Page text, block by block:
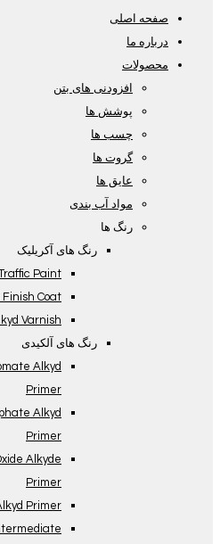
صفحه اصلی
درباره ما
محصولات
افزودنی های بتن
پوشش ها
چسب ها
گروت ها
عایق ها
مواد آب بندی
رنگ ها
رنگ های آکریلیک
Paint
Finish Coat
Varnish
رنگ های آلکیدی
Alkyd
Primer
Alkyd
Primer
Alkyde
Primer
Primer